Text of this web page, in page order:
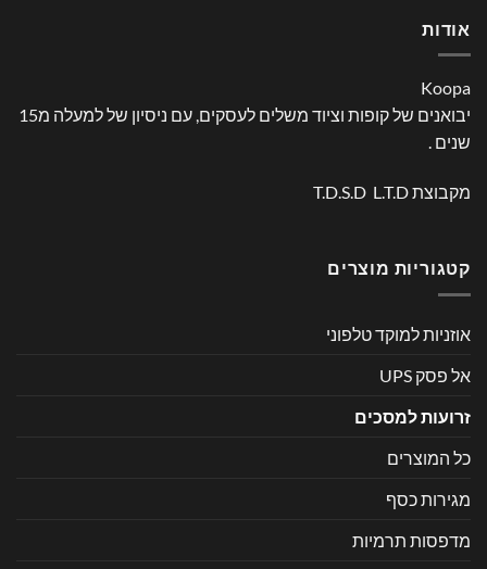
אודות
Koopa
יבואנים של קופות וציוד משלים לעסקים, עם ניסיון של למעלה מ15
שנים .
מקבוצת T.D.S.D L.T.D
קטגוריות מוצרים
אוזניות למוקד טלפוני
אל פסק UPS
זרועות למסכים
כל המוצרים
מגירות כסף
מדפסות תרמיות